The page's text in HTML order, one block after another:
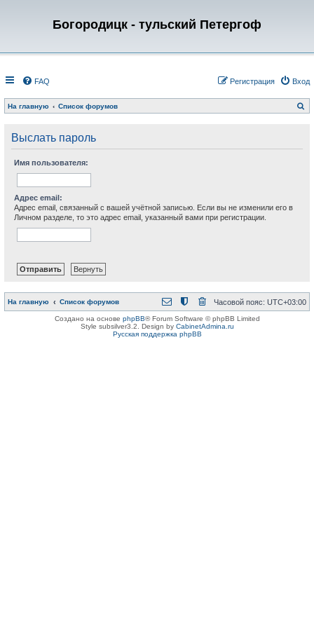
Богородицк - тульский Петергоф
FAQ Вход
Регистрация
На главную Список форумов
о
Выслать пароль
Имя пользователя:
Адрес email:
Адрес email, связанный с вашей учётной записью. Если вы не изменили его в
Личном разделе, то это адрес email, указанный вами при регистрации.
На главную Список форумов Часовой пояс: UTC+03:00
Создано на основе phpBB® Forum Software © phpBB Limited
Style subsilver3.2. Design by CabinetAdmina.ru
Русская поддержка phpBB